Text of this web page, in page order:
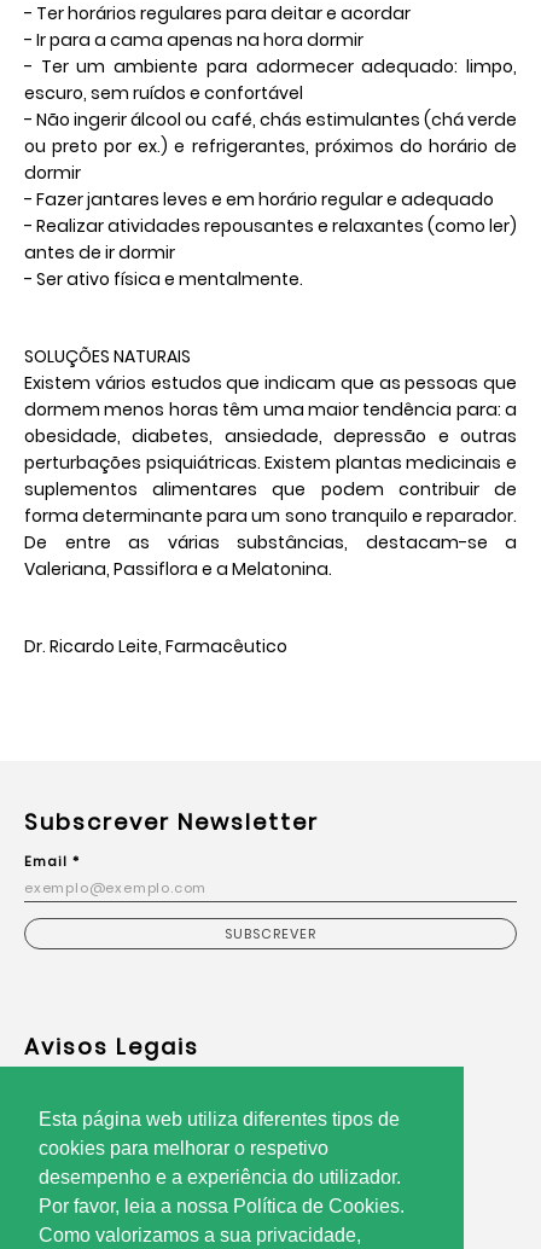
Esta página web utiliza diferentes tipos de
cookies para melhorar o respetivo
desempenho e a experiência do utilizador.
Por favor, leia a nossa Política de Cookies.
Como valorizamos a sua privacidade,
- Ter horários regulares para deitar e acordar
- Ir para a cama apenas na hora dormir
- Ter um ambiente para adormecer adequado: limpo,
escuro, sem ruídos e confortável
- Não ingerir álcool ou café, chás estimulantes (chá verde
ou preto por ex.) e refrigerantes, próximos do horário de
dormir
- Fazer jantares leves e em horário regular e adequado
- Realizar atividades repousantes e relaxantes (como ler)
antes de ir dormir
- Ser ativo física e mentalmente.
SOLUÇÕES NATURAIS
Existem vários estudos que indicam que as pessoas que
dormem menos horas têm uma maior tendência para: a
obesidade, diabetes, ansiedade, depressão e outras
perturbações psiquiátricas. Existem plantas medicinais e
suplementos alimentares que podem contribuir de
forma determinante para um sono tranquilo e reparador.
De entre as várias substâncias, destacam-se a
Valeriana, Passiflora e a Melatonina.
Dr. Ricardo Leite, Farmacêutico
Avisos Legais
Termos de Utilização
Resolução Alternativa de Litígios
Utilização de Cookies
Subscrever Newsletter
Email *
SUBSCREVER